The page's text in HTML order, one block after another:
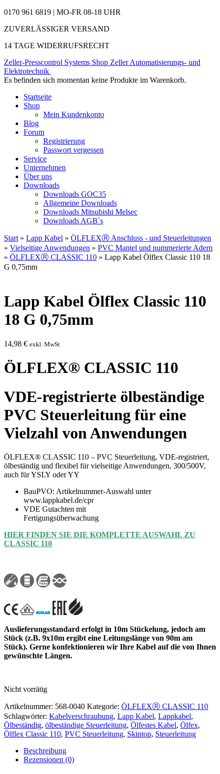
0170 961 6819 | MO-FR 08-18 UHR
ZUVERLÄSSIGER VERSAND
14 TAGE WIDERRUFSRECHT
Zeller-Presscontrol Systems Shop Zeller Automatisierungs- und
Elektrotechnik
Es befinden sich momentan keine Produkte im Warenkorb.
Startseite
Shop
Mein Kundenkonto
Blog
Forum
Registrierung
Passwort vergessen
Service
Unternehmen
Über uns
Downloads
Downloads GOC35
Allgemeine Downloads
Downloads Mitsubishi Melsec
Downloads AGB`s
Start » Lapp Kabel » ÖLFLEXⓇ Anschluss - und Steuerleitungen
» Vielseitige Anwendungen » PVC Mantel und nummerierte Adern
» ÖLFLEXⓇ CLASSIC 110 » Lapp Kabel Ölflex Classic 110 18
G 0,75mm
Lapp Kabel Ölflex Classic 110
18 G 0,75mm
14,98 € exkl. MwSt
ÖLFLEX® CLASSIC 110
VDE-registrierte ölbeständige
PVC Steuerleitung für eine
Vielzahl von Anwendungen
ÖLFLEX® CLASSIC 110 – PVC Steuerleitung, VDE-registriert,
ölbeständig und flexibel für vielseitige Anwendungen, 300/500V,
auch für YSLY oder YY
BauPVO: Artikelnummer-Auswahl unter
www.lappkabel.de/cpr
VDE Gutachten mit
Fertigungsüberwachung
HIER FINDEN SIE DIE KOMPLETTE AUSWAHL ZU
CLASSIC 110
Auslieferungsstandard erfolgt in 10m Stückelung, jedoch am
Stück (z.B. 9x10m ergibt eine Leitungslänge von 90m am
Stück). Gerne konfektionieren wir Ihre Kabel auf die von Ihnen
gewünschte Längen.
Nicht vorrätig
Artikelnummer: 568-0040 Kategorie: ÖLFLEXⓇ CLASSIC 110
Schlagwörter: Kabelverschraubung, Lapp Kabel, Lappkabel,
Ölbeständig, ölbeständige Steuerleitung, Ölfestes Kabel, Ölfex,
Ölflex Classic 110, PVC Steuerleitung, Skintop, Steuerleitung
Beschreibung
Rezensionen (0)